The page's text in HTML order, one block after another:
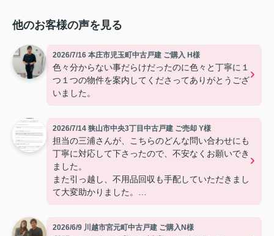
他のお客様の声を見る
2026/7/16 本庄市児玉町中古戸建 ご購入 H様
色々分からない事だらけだったのに色々と丁寧に１
つ１つの物件を案内してくださってありがとうござ
いました。
2026/7/14 狭山市中央3丁目中古戸建 ご売却 Y様
担当の三浦さんが、こちらのどんな問い合わせにも
丁寧に対応して下さったので、不安なくお願いでき
ました。
また引っ越し、不用品回収も手配していただきまし
て大変助かりました。
2026/6/9 川越市宮元町中古戸建 ご購入N様